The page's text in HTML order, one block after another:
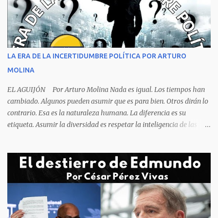
respiración es levantarse y manotear, para desplomarse en el suelo
cogiendo todo lo que consigue a su lado. La foto habla por si
sola, la mesa ordenada, los platos terminados o tapados, todo en
orden y el campeón mundial sentado apacible y sin presentar su
rostro rasgos de asfixia mecánica, que se reflejan en un color
recuento de lo sucedido antes de este día fatídico. ...
LA ERA DE LA INCERTIDUMBRE POLÍTICA POR ARTURO
MOLINA
EL AGUIJÓN Por Arturo Molina Nada es igual. Los tiempos han
cambiado. Algunos pueden asumir que es para bien. Otros dirán lo
contrario. Esa es la naturaleza humana. La diferencia es su
etiqueta. Asumir la diversidad es respetar la inteligencia de las
obliga a los líderes, a crear de forma urgente, estrategias
responsables para restituir la confianza de los ciudadanos hacia
las instituciones. El desmoronamiento moral de la sociedad va a
repercutir en la de los gobernantes, a quienes los devorará la
soledad. Un soplo de aliento fresco es la solicitud en la calle. La